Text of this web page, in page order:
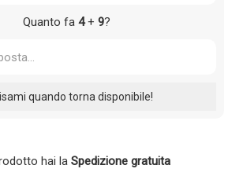
Quanto fa 4+ 9?
hai la Spedizione gratuita